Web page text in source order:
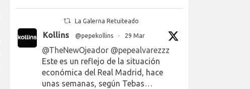
La Galerna Retuiteado
Kollins @pepekollins · 29 Mar
@TheNewOjeador @pepealvarezzz
Este es un reflejo de la situación
económica del Real Madrid, hace
unas semanas, según Tebas…